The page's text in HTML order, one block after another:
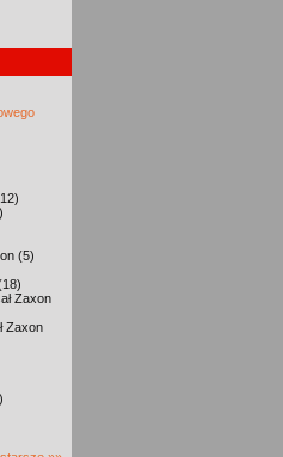
(5)
Zaxon
Zaxon